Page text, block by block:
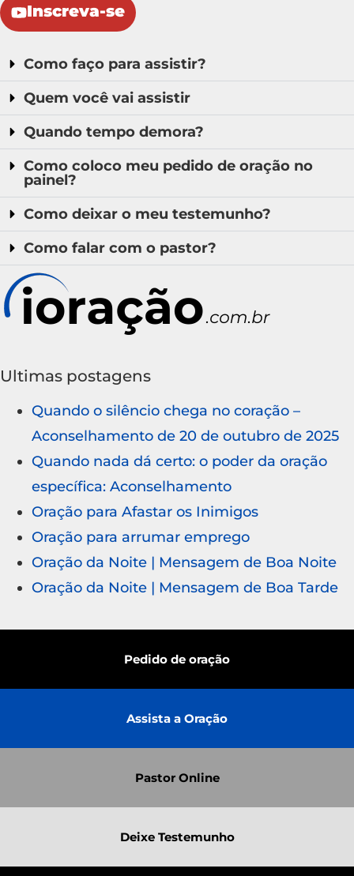
Inscreva-se
Como faço para assistir?
Quem você vai assistir
Quando tempo demora?
Como coloco meu pedido de oração no
painel?
Como deixar o meu testemunho?
Como falar com o pastor?
Ultimas postagens
Quando o silêncio chega no coração –
Aconselhamento de 20 de outubro de 2025
Quando nada dá certo: o poder da oração
específica: Aconselhamento
Oração para Afastar os Inimigos
Oração para arrumar emprego
Oração da Noite | Mensagem de Boa Noite
Oração da Noite | Mensagem de Boa Tarde
Pedido de oração
Assista a Oração
Pastor Online
Deixe Testemunho